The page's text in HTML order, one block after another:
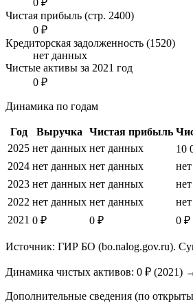
Чистая прибыль (стр. 2400)
0 ₽
Кредиторская задолженность (1520)
нет данных
Чистые активы за 2021 год
0 ₽
Динамика по годам
Год Выручка Чистая прибыль
2025 нет данных нет данных 10
2024 нет данных нет данных
2023 нет данных нет данных
2022 нет данных нет данных
2021 0 ₽ 0 ₽ 0 ₽
Источник: ГИР БО (bo.nalog.gov.ru).
Динамика чистых активов: 0 ₽ (2021)
Дополнительные сведения (по